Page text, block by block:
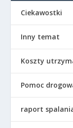
Ciekawostki
Inny temat
Koszty
Pomoc
raport